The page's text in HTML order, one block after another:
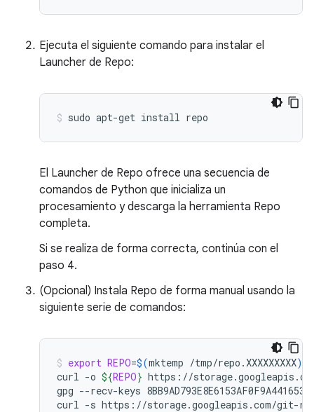
Ejecuta el siguiente comando para instalar el
Launcher de Repo:
sudo apt-get install repo
El Launcher de Repo ofrece una secuencia de
comandos de Python que inicializa un
procesamiento y descarga la herramienta Repo
completa.
Si se realiza de forma correcta, continúa con el
paso 4.
(Opcional) Instala Repo de forma manual usando la
siguiente serie de comandos:
export REPO=$(mktemp /tmp/repo.XXXXXXXXX)
curl -o ${REPO} https://
gpg --recv-keys
curl -s https://storage.googleapis.com/git-